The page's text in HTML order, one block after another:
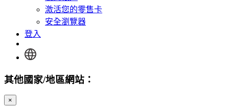
激活您的零售卡
安全瀏覽器
登入
其他國家/地區網站：
×